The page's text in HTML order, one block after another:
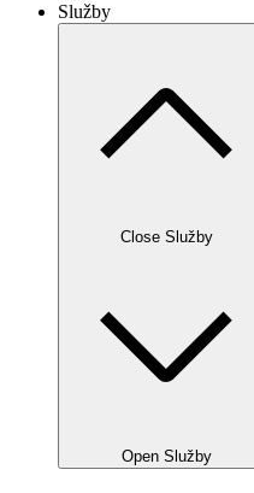
Služby
Close Služby
Open Služby